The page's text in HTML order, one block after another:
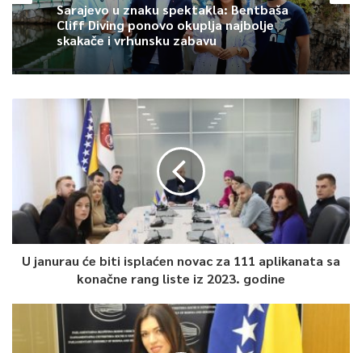
Sarajevo u znaku spektakla: Bentbaša
Cliff Diving ponovo okuplja najbolje
skakače i vrhunsku zabavu
U janurau će biti isplaćen novac za 111 aplikanata sa
konačne rang liste iz 2023. godine